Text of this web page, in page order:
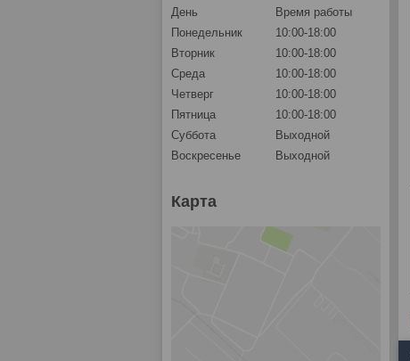
День
Время работы
Понедельник
10:00-18:00
Вторник
10:00-18:00
Среда
10:00-18:00
Четверг
10:00-18:00
Пятница
10:00-18:00
Суббота
Выходной
Воскресенье
Выходной
Карта